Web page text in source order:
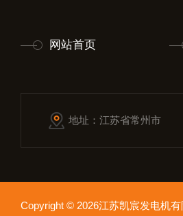
网站首页
地址：江苏省常州市
Copyright © 2026江苏凯宸发电机